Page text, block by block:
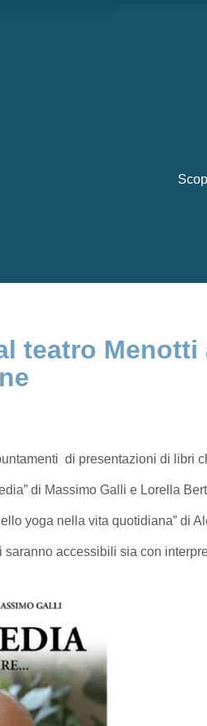
teatro
di presentazioni di libri
di Massimo Galli e Lorella
yoga nella vita quotidiana” di
saranno accessibili sia con